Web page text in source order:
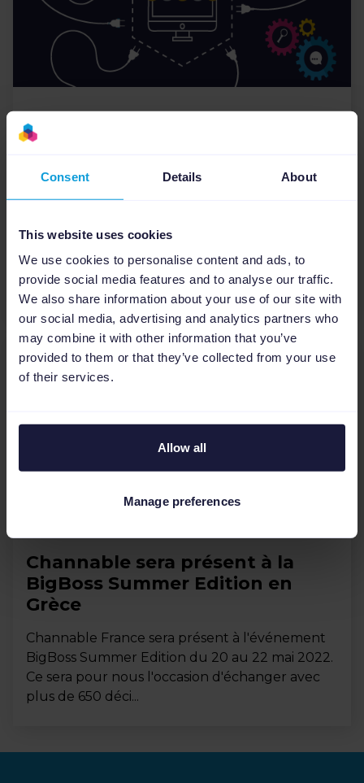
Consent Details About
This website uses cookies
We use cookies to personalise content and ads, to
provide social media features and to analyse our traffic.
We also share information about your use of our site with
our social media, advertising and analytics partners who
may combine it with other information that you’ve
provided to them or that they’ve collected from your use
of their services.
Allow all
Manage preferences
Événements
actualité marketing en temps
réel
Ces dernières semaines ont été marquées par
limitations dans notre activité quotidienne, mais
aussi par la naissa...
Channable sera présent à la
BigBoss Summer Edition en
Grèce
Channable France sera présent à l'événement
BigBoss Summer Edition du 20 au 22 mai 2022.
Ce sera pour nous l'occasion d'échanger avec
plus de 650 déci...